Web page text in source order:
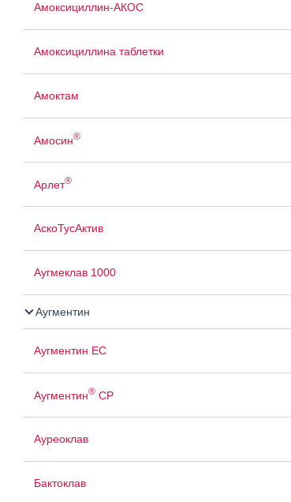
Амоксициллин-АКОС
Амоксициллина таблетки
Амоктам
Амосин®
Арлет®
АскоТусАктив
Аугмеклав 1000
Аугментин
Аугментин ЕС
Аугментин®СР
Ауреоклав
Бактоклав